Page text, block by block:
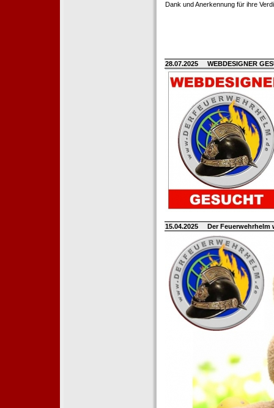
Dank und Anerkennung für ihre
28.07.2025 WEBDESIGNER
15.04.2025 Der